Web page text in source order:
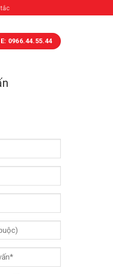
0966.44.55.44